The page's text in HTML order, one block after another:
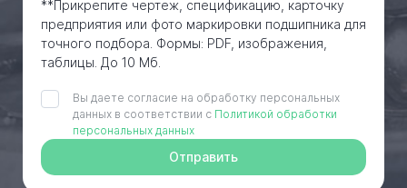
**Прикрепите чертеж, спецификацию, карточку
предприятия или фото маркировки подшипника для
точного подбора. Формы: PDF, изображения,
таблицы. До 10 Мб.
Вы даете согласие на обработку персональных
данных в соответствии с Политикой обработки
персональных данных
Отправить